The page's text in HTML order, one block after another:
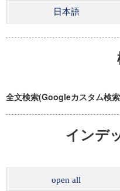
全文検索(Googleカスタム検
インデ
open all